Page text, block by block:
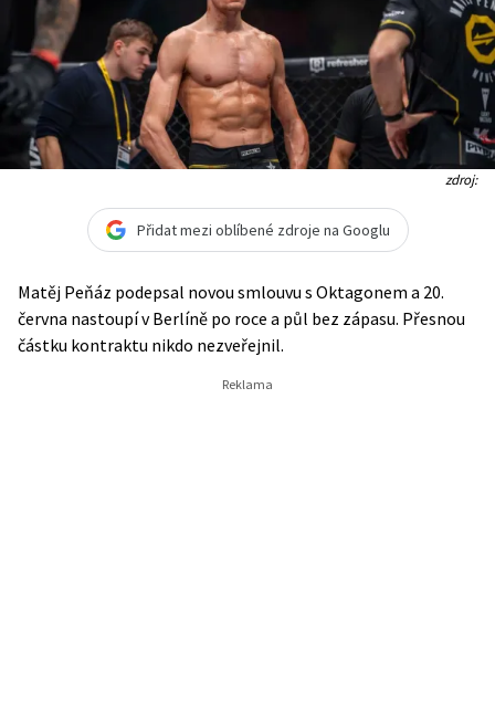
zdroj:
Přidat mezi oblíbené zdroje na Googlu
Matěj Peňáz podepsal novou smlouvu s Oktagonem a 20.
června nastoupí v Berlíně po roce a půl bez zápasu. Přesnou
částku kontraktu nikdo nezveřejnil.